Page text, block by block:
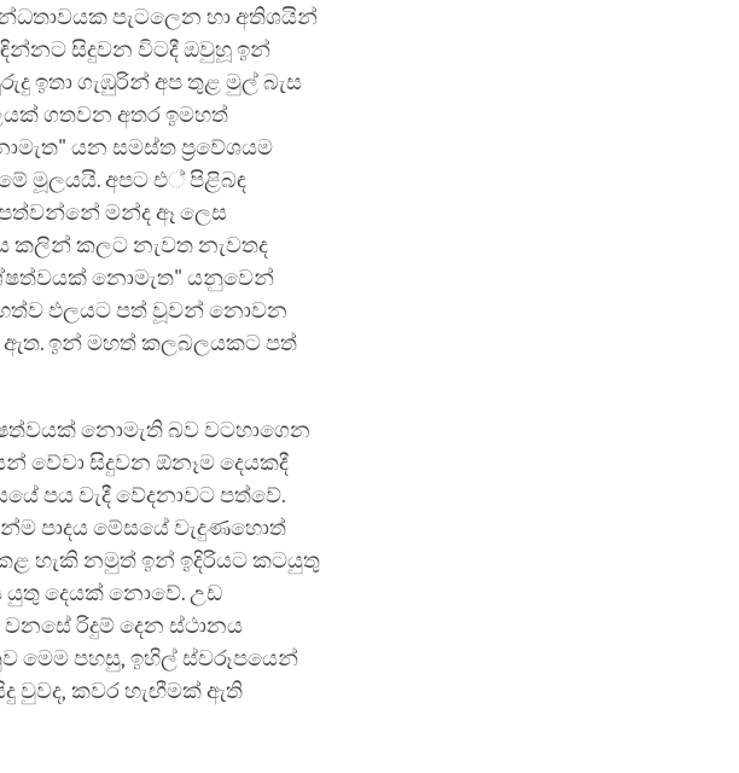
පැටලෙන හා අතිශයින්
සිදුවන විටදී ඔවුහූ ඉන්
ඉතා ගැඹුරින් අප තුළ මුල් බැස
ගතවන අතර ඉමහත්
යන සමස්ත ප්‍රවේශයම
මූලයයි. අපට එ් පිළිබඳ
මන්ද ඈ ලෙස
කලට නැවත නැවතද
නොමැත" යනුවෙන්
ඵලයට පත් වූවන් නොවන
ඇත. ඉන් මහත් කලබලයකට පත්
නොමැති බව වටහාගෙන
වේවා සිදුවන ඕනෑම දෙයකදී
පය වැදී වේදනාවට පත්වේ.
පාදය මේසයේ වැදුණහොත්
හැකි නමුත් ඉන් ඉදිරියට කටයුතු
යුතු දෙයක් නොවේ. උඩ
රිදුම් දෙන ස්ථානය
මෙම පහසු, ඉහිල් ස්වරූපයෙන්
වුවද, කවර හැඟීමක් ඇති